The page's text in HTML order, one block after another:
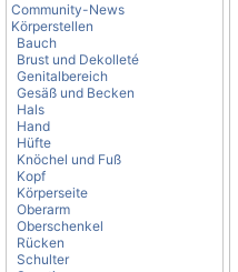
Community-News
Körperstellen
Bauch
Brust und Dekolleté
Genitalbereich
Gesäß und Becken
Hals
Hand
Hüfte
Knöchel und Fuß
Kopf
Körperseite
Oberarm
Oberschenkel
Rücken
Schulter